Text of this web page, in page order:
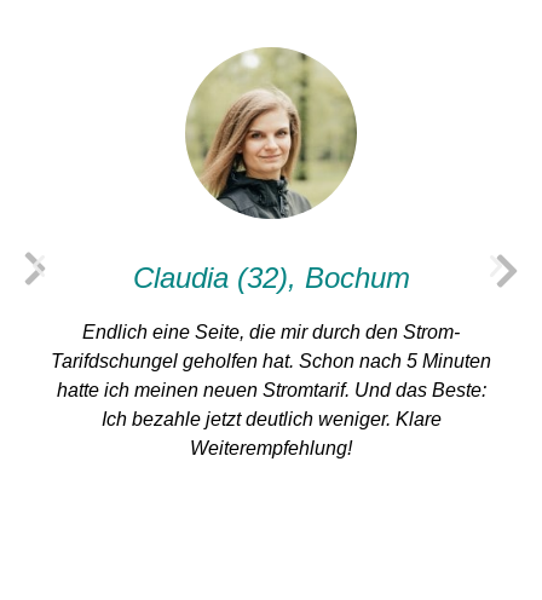
Endlich eine Seite, die mir durch den Strom-
Tarifdschungel geholfen hat. Schon nach 5 Minuten
hatte ich meinen neuen Stromtarif. Und das Beste:
Ich bezahle jetzt deutlich weniger. Klare
Weiterempfehlung!
Claudia (32), Bochum